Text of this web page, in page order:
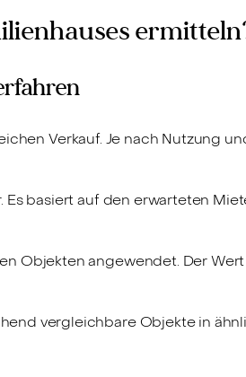
Verkauf. Je nach Nutzung
basiert auf den erwarteten
Objekten angewendet. Der
vergleichbare Objekte in